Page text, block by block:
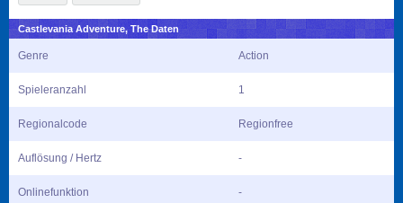
Castlevania Adventure, The Daten
Genre Action
Spieleranzahl 1
Regionalcode Regionfree
Auflösung / Hertz -
Onlinefunktion -